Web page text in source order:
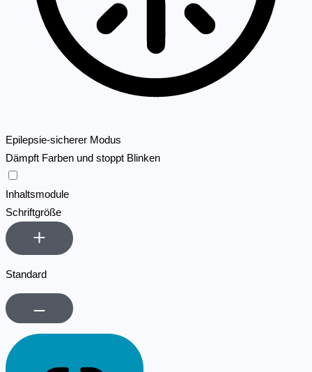
Epilepsie-sicherer Modus
Dämpft Farben und stoppt Blinken
Inhaltsmodule
Schriftgröße
Standard